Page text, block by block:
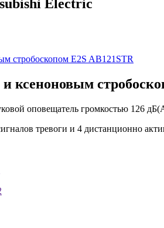
Electric
ксеноновым
оповещатель громкостью 126
тревоги и 4 дистанционно